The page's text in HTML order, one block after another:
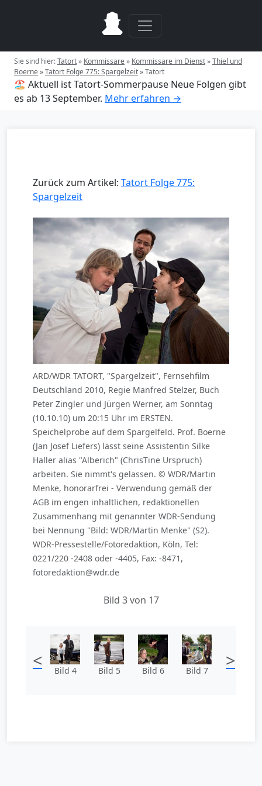
Sie sind hier:Tatort» Kommissare» Kommissare im Dienst»Thiel und
Boerne»Tatort Folge 775: Spargelzeit»Tatort
🏖️ Aktuell ist Tatort-Sommerpause Neue Folgen gibt
es ab 13 September. Mehr erfahren →
Zurück zum Artikel: Tatort Folge 775:
Spargelzeit
ARD/WDR TATORT, "Spargelzeit", Fernsehfilm
Deutschland 2010, Regie Manfred Stelzer, Buch
Peter Zingler und Jürgen Werner, am Sonntag
(10.10.10) um 20:15 Uhr im ERSTEN.
Speichelprobe auf dem Spargelfeld. Prof. Boerne
(Jan Josef Liefers) lässt seine Assistentin Silke
Haller alias "Alberich" (ChrisTine Urspruch)
arbeiten. Sie nimmt's gelassen. © WDR/Martin
Menke, honorarfrei - Verwendung gemäß der
AGB im engen inhaltlichen, redaktionellen
Zusammenhang mit genannter WDR-Sendung
bei Nennung "Bild: WDR/Martin Menke" (S2).
WDR-Pressestelle/Fotoredaktion, Köln, Tel:
0221/220 -2408 oder -4405, Fax: -8471,
fotoredaktion@wdr.de
Bild 3 von 17
< Bild 4 Bild 5 Bild 6 Bild 7 >